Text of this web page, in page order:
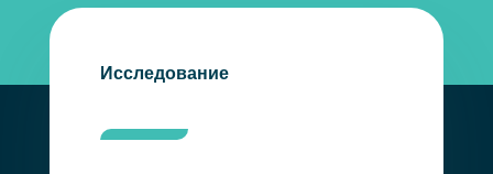
Исследование